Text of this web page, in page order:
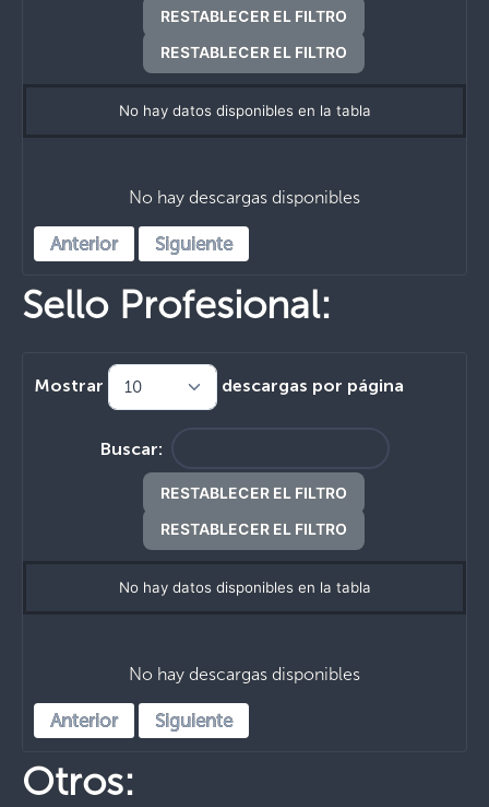
RESTABLECER EL FILTRO
RESTABLECER EL FILTRO
No hay datos disponibles en la tabla
No hay descargas disponibles
Anterior Siguiente
Sello Profesional:
Mostrar descargas por página
Buscar:
RESTABLECER EL FILTRO
RESTABLECER EL FILTRO
No hay datos disponibles en la tabla
No hay descargas disponibles
Anterior Siguiente
Otros: